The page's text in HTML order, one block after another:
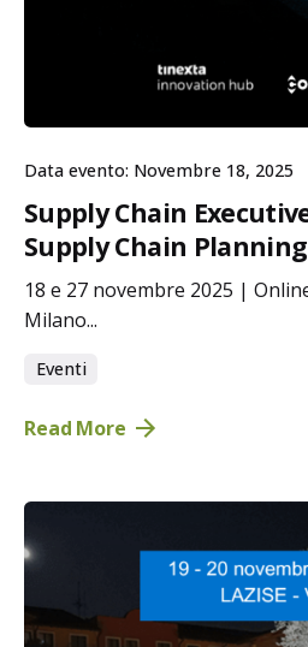
Data evento: Novembre 18, 2025
Supply Chain
Supply Chain
18 e 27 novembre 2025 |
Milano...
Eventi
Read More